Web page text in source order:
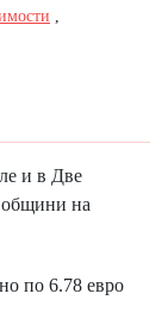
и в Две
общини на
по 6.78 евро